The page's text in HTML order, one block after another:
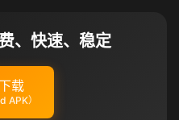
、快速、稳定
载
APK）